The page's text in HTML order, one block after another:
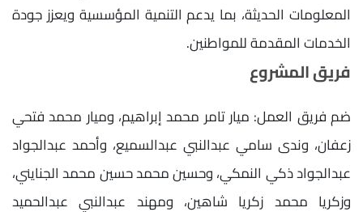
المعلومات الحديثة، بما يدعم التنمية المؤسسية ويعزز جودة
الخدمات المقدمة للمواطنين.
فريق المشروع
ضم فريق العمل: ميار تامر محمد إبراهيم، وميار محمد فتحي
زعفان، وندى سامي عبدالنبي عبدالسميع، وأحمد عبدالجواد
عبدالجواد ذكي النمكي، وحسين محمد حسين محمد الجنايني،
وزكريا محمد زكريا شاهين، ومهند عبدالنبي عبدالحميد